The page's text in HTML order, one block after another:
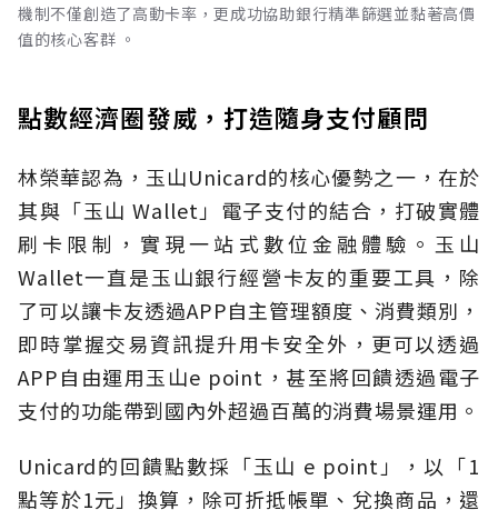
機制不僅創造了高動卡率，更成功協助銀行精準篩選並黏著高價
值的核心客群 。
點數經濟圈發威，打造隨身支付顧問
林榮華認為，玉山Unicard的核心優勢之一，在於
其與「玉山 Wallet」電子支付的結合，打破實體
刷卡限制，實現一站式數位金融體驗。玉山
Wallet一直是玉山銀行經營卡友的重要工具，除
了可以讓卡友透過APP自主管理額度、消費類別，
即時掌握交易資訊提升用卡安全外，更可以透過
APP自由運用玉山e point，甚至將回饋透過電子
支付的功能帶到國內外超過百萬的消費場景運用。
Unicard的回饋點數採「玉山 e point」，以「1
點等於1元」換算，除可折抵帳單、兌換商品，還